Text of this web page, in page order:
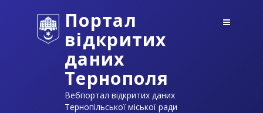
Портал
відкритих
даних
Тернополя
Вебпортал відкритих даних
Тернопільської міської ради